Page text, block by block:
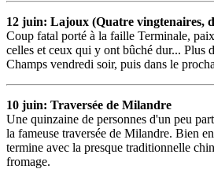
12 juin: Lajoux (Quatre vingtenaires,
Coup fatal porté à la faille Terminale,
celles et ceux qui y ont bûché dur... Plus
Champs vendredi soir, puis dans le
10 juin: Traversée de Milandre
Une quinzaine de personnes d'un peu
la fameuse traversée de Milandre. Bien
termine avec la presque traditionnelle
fromage.